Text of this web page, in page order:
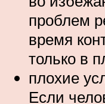
проблем
время
только в
плохие
Если